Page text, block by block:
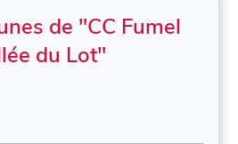
de "CC Fumel
du Lot"